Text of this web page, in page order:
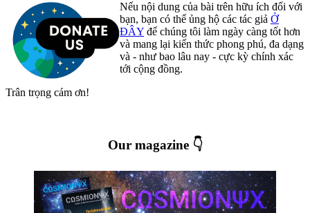
Nếu nội dung của bài trên hữu ích đối với
bạn, bạn có thể ủng hộ các tác giả Ở
ĐÂY để chúng tôi làm ngày càng tốt hơn
và mang lại kiến thức phong phú, đa dạng
và - như bao lâu nay - cực kỳ chính xác
tới cộng đồng.
Trân trọng cám ơn!
Our magazine 👇